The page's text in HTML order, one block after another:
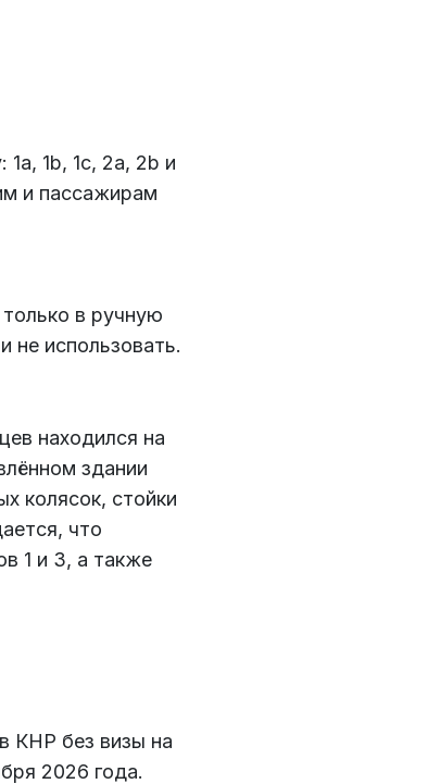
1b, 1c, 2a, 2b и
и пассажирам
в ручную
не использовать.
находился на
здании
колясок, стойки
что
1 и 3, а также
КНР без визы на
2026 года.